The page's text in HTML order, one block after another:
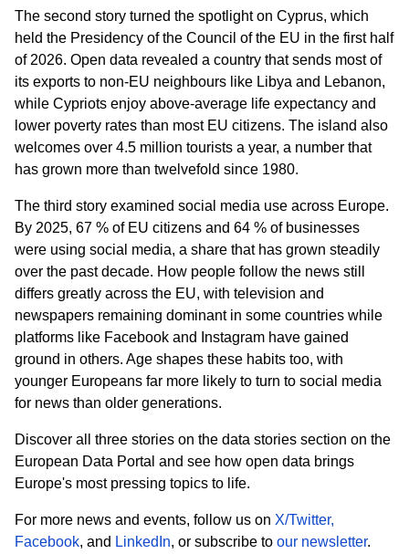
The second story turned the spotlight on Cyprus, which
held the Presidency of the Council of the EU in the first half
of 2026. Open data revealed a country that sends most of
its exports to non-EU neighbours like Libya and Lebanon,
while Cypriots enjoy above-average life expectancy and
lower poverty rates than most EU citizens. The island also
welcomes over 4.5 million tourists a year, a number that
has grown more than twelvefold since 1980.
The third story examined social media use across Europe.
By 2025, 67 % of EU citizens and 64 % of businesses
were using social media, a share that has grown steadily
over the past decade. How people follow the news still
differs greatly across the EU, with television and
newspapers remaining dominant in some countries while
platforms like Facebook and Instagram have gained
ground in others. Age shapes these habits too, with
younger Europeans far more likely to turn to social media
for news than older generations.
Discover all three stories on the data stories section on the
European Data Portal and see how open data brings
Europe's most pressing topics to life.
For more news and events, follow us on X/Twitter,
Facebook, and LinkedIn, or subscribe to our newsletter.